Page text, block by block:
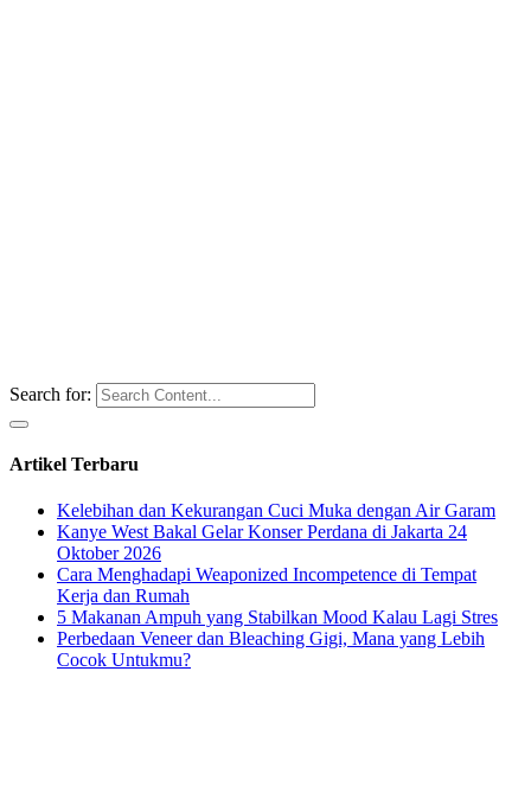
Search for:
Artikel Terbaru
Kelebihan dan Kekurangan Cuci Muka dengan Air Garam
Kanye West Bakal Gelar Konser Perdana di Jakarta 24
Oktober 2026
Cara Menghadapi Weaponized Incompetence di Tempat
Kerja dan Rumah
5 Makanan Ampuh yang Stabilkan Mood Kalau Lagi Stres
Perbedaan Veneer dan Bleaching Gigi, Mana yang Lebih
Cocok Untukmu?